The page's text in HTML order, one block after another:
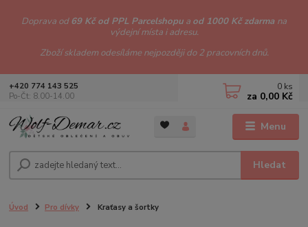
Doprava od69 Kč od PPL Parcelshopu a od 1000 Kč zdarma na
výdejní místa i adresu.
Zboží skladem odesíláme nejpozději do 2 pracovních dnů.
Menu
Hledat
+420 774 143 525
Po-Čt: 8.00-14.00
0 ks
za 0,00 Kč
Úvod Pro dívky Kraťasy a šortky